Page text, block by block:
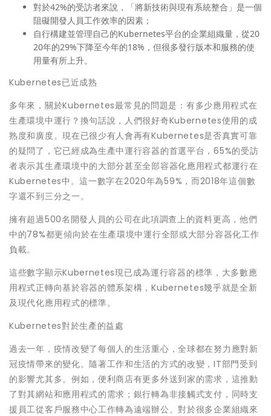
對於42%的受訪者來說，「將新技術與現有系統整合」是一個
阻礙開發人員工作效率的因素；
自行構建並管理自己的Kubernetes平台的企業組織量，從20
20年的29%下降至今年的18%，但很多發行版本和服務的使
用量有所上升。
Kubernetes已近成熟
多年來，關於Kubernetes最常見的問題是：有多少應用程式在
生產環境中運行？換句話說，人們很好奇Kubernetes使用的成
熟度和廣度。現在已很少有人會再有Kubernetes是否真實可靠
的疑問了，它已經成為生產中運行容器的首選平台，65%的受訪
者表示其生產環境中的大部分甚至全部容器化應用程式都運行在
Kubernetes中。這一數字在2020年為59%，而2018年這個數
字還不到三分之一。
擁有超過500名開發人員的公司在此項調查上的資料更高，他們
中的78%都更傾向於在生產環境中運行全部或大部分容器化工作
負載。
這些數字顯示Kubernetes現已成為運行容器的標準，大多數應
用程式正轉向基於容器的體系架構，Kubernetes幾乎就是全新
及現代化應用程式的標準。
Kubernetes對於生產的益處
過去一年，疫情改變了每個人的生活重心，全球都在努力應對新
冠疫情帶來的變化。隨著工作和生活的方式的改變，IT部門受到
的影響尤其多。例如，便利商店有更多外送到家的需求，這推動
了對其網站和應用程式的需求；銀行轉為非接觸式支付，同時支
援員工從客戶服務中心工作轉為遠端辦公。對於很多企業組織來